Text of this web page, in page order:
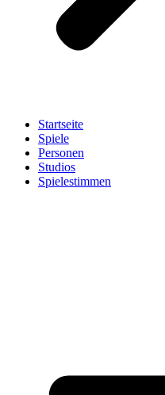
Startseite
Spiele
Personen
Studios
Spielestimmen